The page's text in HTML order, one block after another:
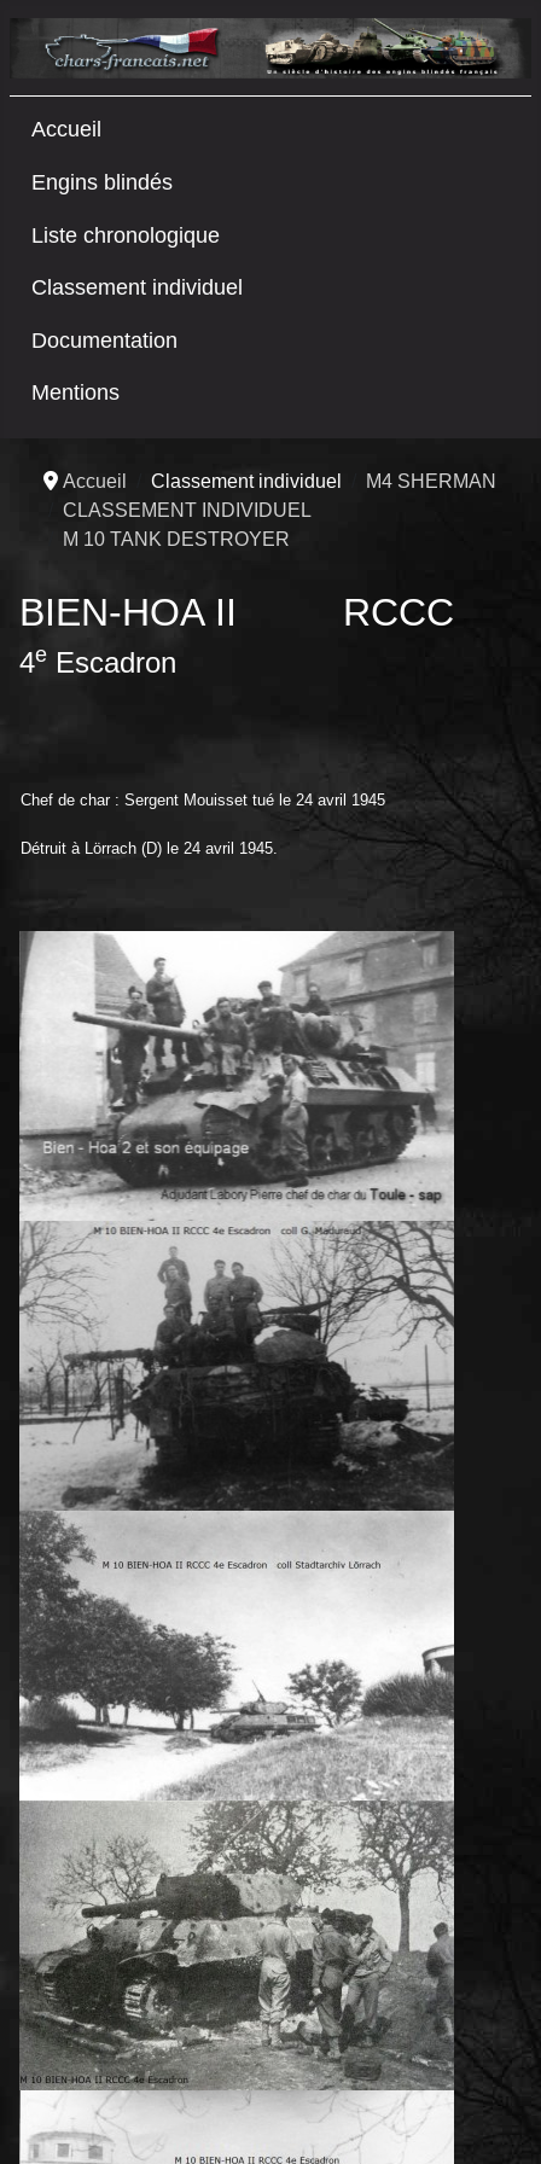
Accueil
Engins blindés
Liste chronologique
Classement individuel
Documentation
Mentions
Accueil Classement individuel
M4 SHERMAN
CLASSEMENT INDIVIDUEL
M 10 TANK DESTROYER
BIEN-HOA II RCCC
4e Escadron
Chef de char : Sergent Mouisset tué le 24 avril 1945
Détruit à Lörrach (D) le 24 avril 1945.